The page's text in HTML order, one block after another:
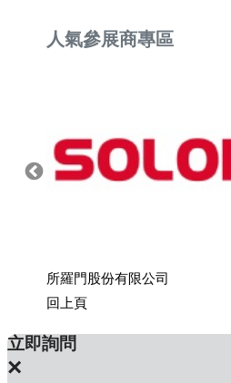
人氣參展商專區
所羅門股份有限公司
回上頁
立即詢問
×